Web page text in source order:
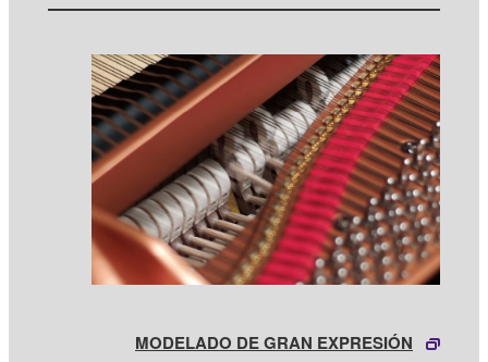
MODELADO DE GRAN EXPRESIÓN